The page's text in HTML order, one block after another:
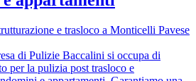
e trasloco a Monticelli Pavese
di Pulizie Baccalini si occupa di
per la pulizia post trasloco e